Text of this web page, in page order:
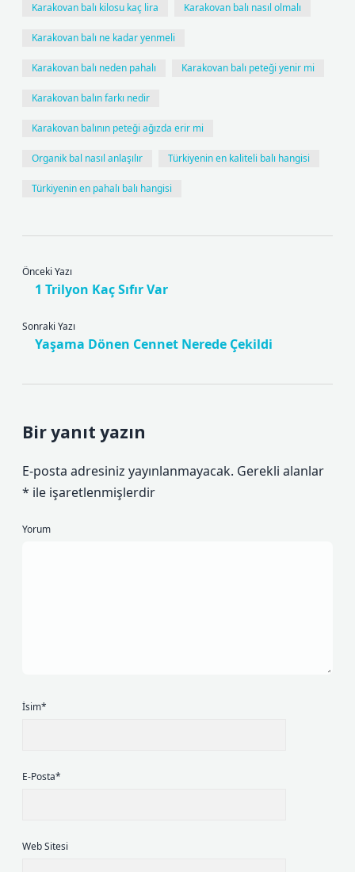
Karakovan balı kilosu kaç lira Karakovan balı nasıl olmalı
Karakovan balı ne kadar yenmeli
Karakovan balı neden pahalı Karakovan balı peteği yenir mi
Karakovan balın farkı nedir
Karakovan balının peteği ağızda erir mi
Organik bal nasıl anlaşılır Türkiyenin en kaliteli balı hangisi
Türkiyenin en pahalı balı hangisi
Önceki Yazı
1 Trilyon Kaç Sıfır Var
Sonraki Yazı
Yaşama Dönen Cennet Nerede Çekildi
Bir yanıt yazın
E-posta adresiniz yayınlanmayacak. Gerekli alanlar
* ile işaretlenmişlerdir
Yorum
İsim*
E-Posta*
Web Sitesi